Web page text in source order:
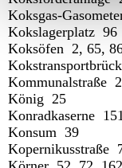
Koksgas-
Kokslagerplatz 96
Koksöfen 2, 65,
Kommunalstraße
König 25
Konradkaserne
Konsum 39
Kopernikusstraße